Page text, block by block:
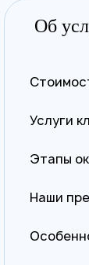
Об
Услуги
Этапы
Наши